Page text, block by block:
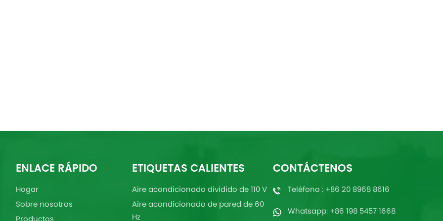
ENLACE RÁPIDO
Hogar
Sobre nosotros
ETIQUETAS CALIENTES
Aire acondicionado dividido de 110 V
Aire acondicionado de pared de 60
Hz
CONTÁCTENOS
Teléfono : +86 20 8968 8616
Whatsapp: +86 198 5457 1668